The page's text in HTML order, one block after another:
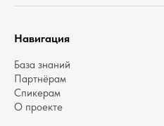
Навигация
База знаний
Партнёрам
Спикерам
О проекте